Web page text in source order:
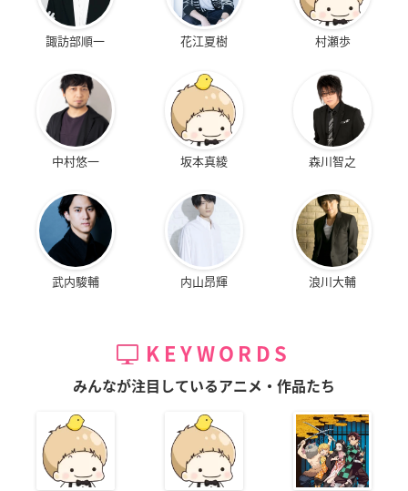
諏訪部順一 花江夏樹 村瀬歩
中村悠一 坂本真綾 森川智之
武内駿輔 内山昂輝 浪川大輔
KEYWORDS
みんなが注目しているアニメ・作品たち